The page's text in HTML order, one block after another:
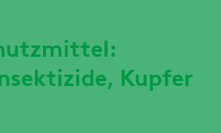
Kupfer